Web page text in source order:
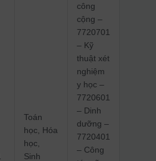
Toán
học, Hóa
học,
Sinh
công
cộng –
7720701
– Kỹ
thuật xét
nghiệm
y học –
7720601
– Dinh
dưỡng –
7720401
– Công